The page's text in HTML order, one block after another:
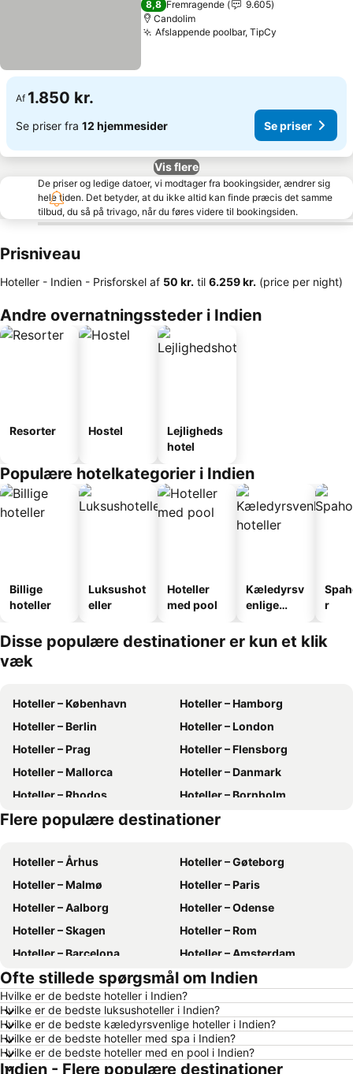
8,8 Fremragende
9.605
Candolim
Afslappende poolbar, TipCy
Af 1.850 kr.
Se priser fra 12 hjemmesider Se priser
Vis flere
De priser og ledige datoer, vi modtager fra bookingsider, ændrer sig
hele tiden. Det betyder, at du ikke altid kan finde præcis det samme
tilbud, du så på trivago, når du føres videre til bookingsiden.
Prisniveau
Hoteller - Indien - Prisforskel af ‎50 kr. til ‎6.259 kr. (price per night)
Andre overnatningssteder i Indien
Resorter Hostel
Lejligheds
hotel
Populære hotelkategorier i Indien
Billige
hoteller
Luksushot
eller
Hoteller
med pool
Kæledyrsv
enlige
r
Disse populære destinationer er kun et klik
væk
Hoteller – København
Hoteller – Hamborg
Hoteller – Berlin
Hoteller – London
Hoteller – Prag
Hoteller – Flensborg
Hoteller – Mallorca
Hoteller – Danmark
Hoteller – Rhodos
Hoteller – Bornholm
Hoteller – Kreta
Hoteller – Antalya
Flere populære destinationer
Hoteller – Århus
Hoteller – Gøteborg
Hoteller – Malmø
Hoteller – Paris
Hoteller – Aalborg
Hoteller – Odense
Hoteller – Skagen
Hoteller – Rom
Hoteller – Barcelona
Hoteller – Amsterdam
Hoteller – Alanya
Hoteller – Lübeck
Hoteller – Stockholm
Hoteller – Budapest
Hoteller – Kiel
Hoteller – Málaga
Hoteller – Sønderborg
Hoteller – Gdańsk
Hoteller – Silkeborg
Hoteller – Tyskland
Ofte stillede spørgsmål om Indien
Hvilke er de bedste hoteller i Indien?
Hvilke er de bedste luksushoteller i Indien?
Hvilke er de bedste kæledyrsvenlige hoteller i Indien?
Hvilke er de bedste hoteller med spa i Indien?
Hvilke er de bedste hoteller med en pool i Indien?
Indien - Flere populære destinationer